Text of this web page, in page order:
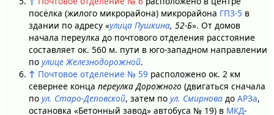
посёлка (жилого микрорайона) микрорайона ГПЗ-5 в
здании по адресу «улица Пушкина, 52-Б». От домов
начала переулка до почтового отделения расстояние
составляет ок. 560 м. пути в юго-западном направлении
по улице Железнодорожной.
↑ Почтовое отделение № 59 расположено ок. 2 км
севернее конца переулка Дорожного (двигаться сначала
по ул. Старо-Деповской, затем по ул. Смирновадо АРЗа,
остановка «Бетонный завод» автобуса № 19) в МКД-